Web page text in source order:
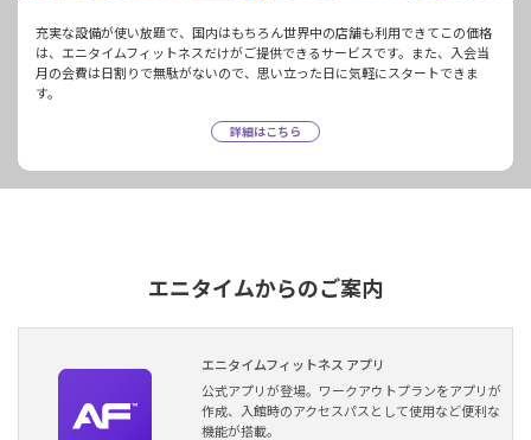
充実な設備が使い放題で、国内はもちろん世界中の店舗も利用できてこの価格
は、エニタイムフィットネスだけがご提供できるサービスです。また、入会当
月の会費は日割りで無駄がないので、思い立った日に気軽にスタートできま
す。
詳細はこちら
エニタイムからのご案内
エニタイムフィットネス アプリ
公式アプリが登場。ワークアウトプランをアプリが
作成、入館時のアクセスパスとして使用など便利な
機能が搭載。